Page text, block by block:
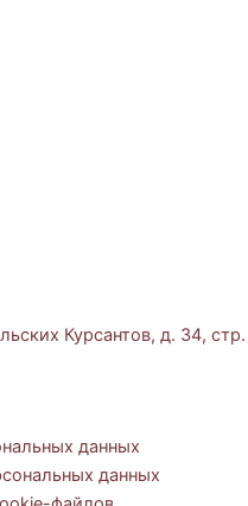
Курсантов, д. 34, стр.
данных
данных